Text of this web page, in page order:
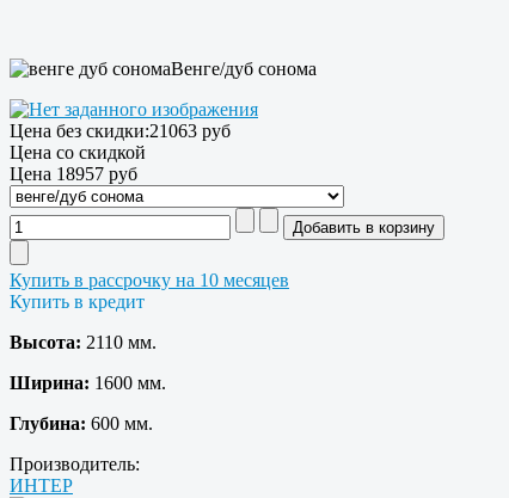
Венге/дуб сонома
Цена без скидки:21063 руб
Цена со скидкой
Цена 18957 руб
Купить в рассрочку на 10 месяцев
Купить в кредит
Высота: 2110 мм.
Ширина: 1600 мм.
Глубина: 600 мм.
Производитель:
ИНТЕР